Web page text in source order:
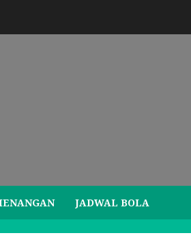
JADWAL BOLA